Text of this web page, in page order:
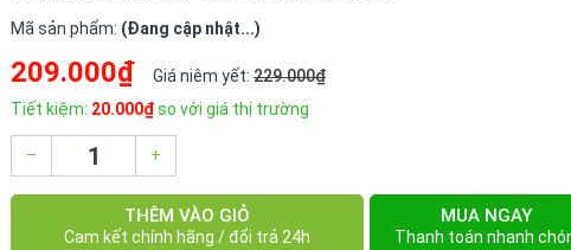
Mã sản phẩm: (Đang cập nhật...)
209.000₫ Giá niêm yết: 229.000₫
Tiết kiệm: 20.000₫so với giá thị trường
– +
THÊM VÀO GIỎ
Cam kết chính hãng / đổi trả 24h
MUA NGAY
Thanh toán nhanh